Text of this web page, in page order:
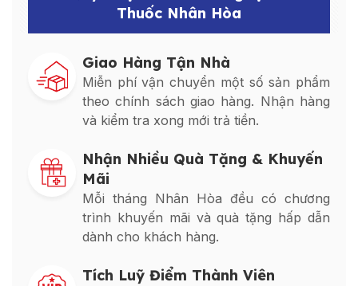
Thuốc Nhân Hòa
Giao Hàng Tận Nhà
Miễn phí vận chuyển một số sản phẩm
theo chính sách giao hàng. Nhận hàng
và kiểm tra xong mới trả tiền.
Nhận Nhiều Quà Tặng & Khuyến
Mãi
Mỗi tháng Nhân Hòa đều có chương
trình khuyến mãi và quà tặng hấp dẫn
dành cho khách hàng.
Tích Luỹ Điểm Thành Viên